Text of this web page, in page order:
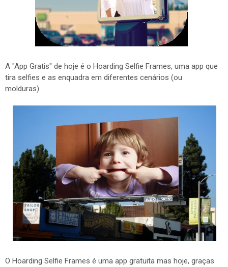
A "App Gratis" de hoje é o Hoarding Selfie Frames, uma app que
tira selfies e as enquadra em diferentes cenários (ou
molduras).
O Hoarding Selfie Frames é uma app gratuita mas hoje, graças